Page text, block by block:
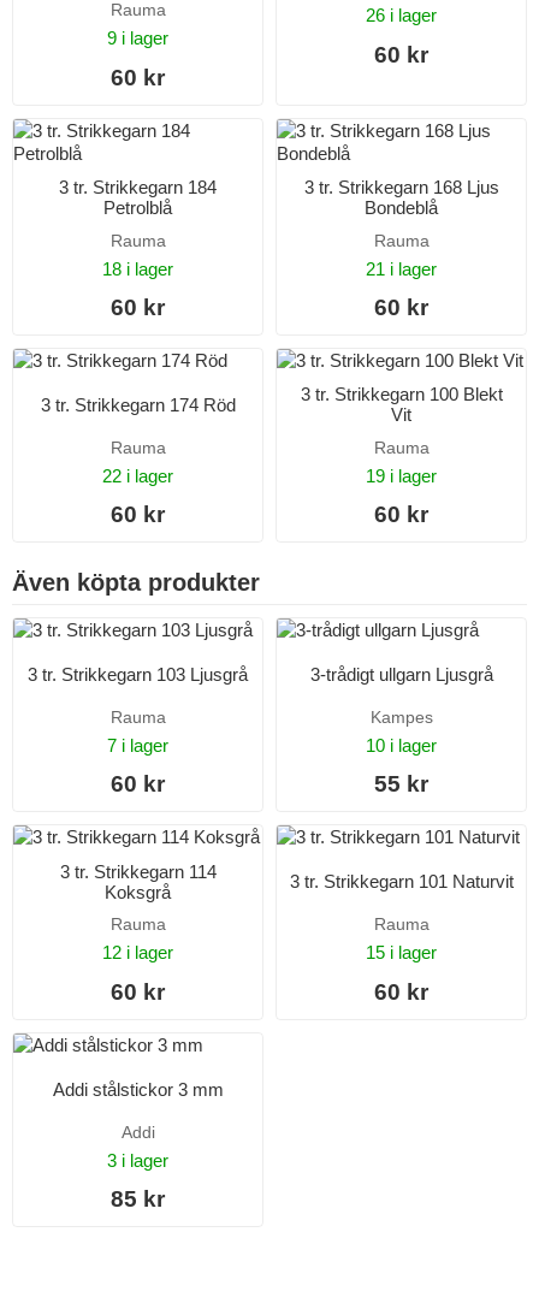
Rauma
9 i lager
60 kr
26 i lager
60 kr
3 tr. Strikkegarn 184
Petrolblå
Rauma
18 i lager
60 kr
3 tr. Strikkegarn 168 Ljus
Bondeblå
Rauma
21 i lager
60 kr
3 tr. Strikkegarn 174 Röd
Rauma
22 i lager
60 kr
3 tr. Strikkegarn 100 Blekt
Vit
Rauma
19 i lager
60 kr
Även köpta produkter
3 tr. Strikkegarn 103 Ljusgrå
Rauma
7 i lager
60 kr
3-trådigt ullgarn Ljusgrå
Kampes
10 i lager
55 kr
3 tr. Strikkegarn 114
Koksgrå
Rauma
12 i lager
60 kr
3 tr. Strikkegarn 101 Naturvit
Rauma
15 i lager
60 kr
Addi stålstickor 3 mm
Addi
3 i lager
85 kr